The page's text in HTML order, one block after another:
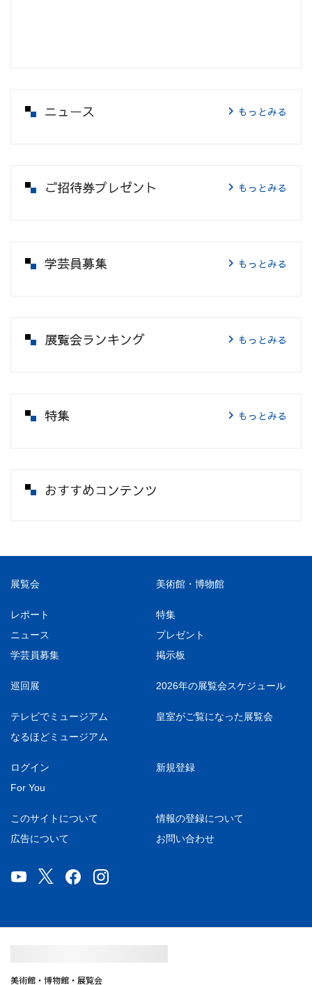
ニュース もっとみる
ご招待券プレゼント もっとみる
学芸員募集 もっとみる
展覧会ランキング もっとみる
特集 もっとみる
おすすめコンテンツ
展覧会 美術館・博物館
レポート
特集
ニュース
プレゼント
学芸員募集
掲示板
巡回展 2026年の展覧会スケジュール
テレビでミュージアム
皇室がご覧になった展覧会
なるほどミュージアム
ログイン
新規登録
For You
このサイトについて
情報の登録について
広告について
お問い合わせ
美術館・博物館・展覧会